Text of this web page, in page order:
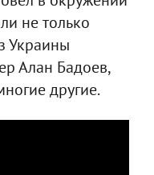
не только
Украины
Алан Бадоев,
другие.